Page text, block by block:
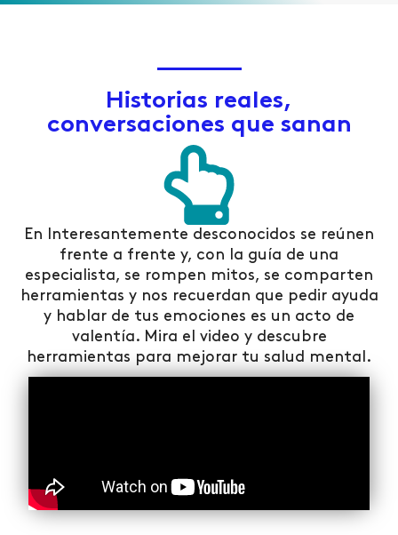
Historias reales,
conversaciones que sanan
En Interesantemente desconocidos se reúnen
frente a frente y, con la guía de una
especialista, se rompen mitos, se comparten
herramientas y nos recuerdan que pedir ayuda
y hablar de tus emociones es un acto de
valentía. Mira el video y descubre
herramientas para mejorar tu salud mental.